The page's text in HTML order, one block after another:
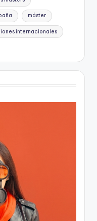
máster
internacionales